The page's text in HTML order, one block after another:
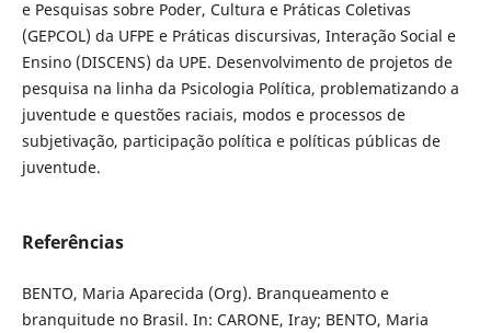
e Pesquisas sobre Poder, Cultura e Práticas Coletivas
(GEPCOL) da UFPE e Práticas discursivas, Interação Social e
Ensino (DISCENS) da UPE. Desenvolvimento de projetos de
pesquisa na linha da Psicologia Política, problematizando a
juventude e questões raciais, modos e processos de
subjetivação, participação política e políticas públicas de
juventude.
Referências
BENTO, Maria Aparecida (Org). Branqueamento e
branquitude no Brasil. In: CARONE, Iray; BENTO, Maria